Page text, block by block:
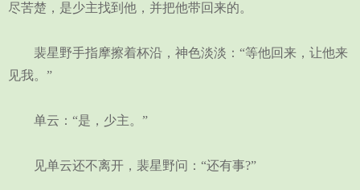
尽苦楚，是少主找到他，并把他带回来的。
裴星野手指摩擦着杯沿，神色淡淡：“等他回来，让他来
见我。”
单云：“是，少主。”
见单云还不离开，裴星野问：“还有事?”